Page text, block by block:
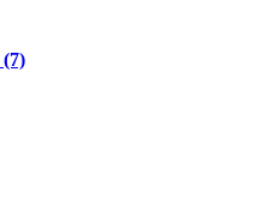
(7)